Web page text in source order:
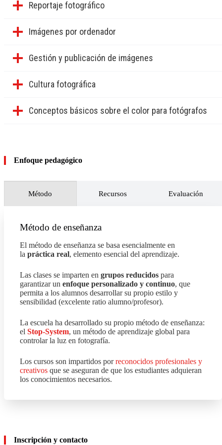
Reportaje fotográfico
Imágenes por ordenador
Gestión y publicación de imágenes
Cultura fotográfica
Conceptos básicos sobre el color para fotógrafos
Enfoque pedagógico
Método Recursos Evaluación
Método de enseñanza
El método de enseñanza se basa esencialmente en
la práctica real, elemento esencial del aprendizaje.
Las clases se imparten en grupos reducidos para
garantizar un enfoque personalizado y continuo, que
permita a los alumnos desarrollar su propio estilo y
sensibilidad (excelente ratio alumno/profesor).
La escuela ha desarrollado su propio método de enseñanza:
el Stop-System, un método de aprendizaje global para
controlar la luz en fotografía.
Los cursos son impartidos porreconocidos profesionales y
creativos que se aseguran de que los estudiantes adquieran
los conocimientos necesarios.
Inscripción y contacto